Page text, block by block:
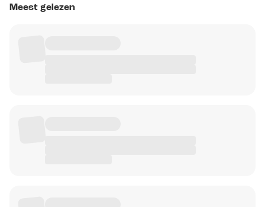
Meest gelezen